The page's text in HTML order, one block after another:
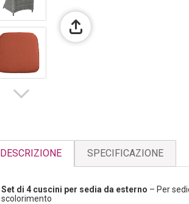
DESCRIZIONE SPECIFICAZIONE
Set di 4 cuscini per sedia da esterno – Per
scolorimento